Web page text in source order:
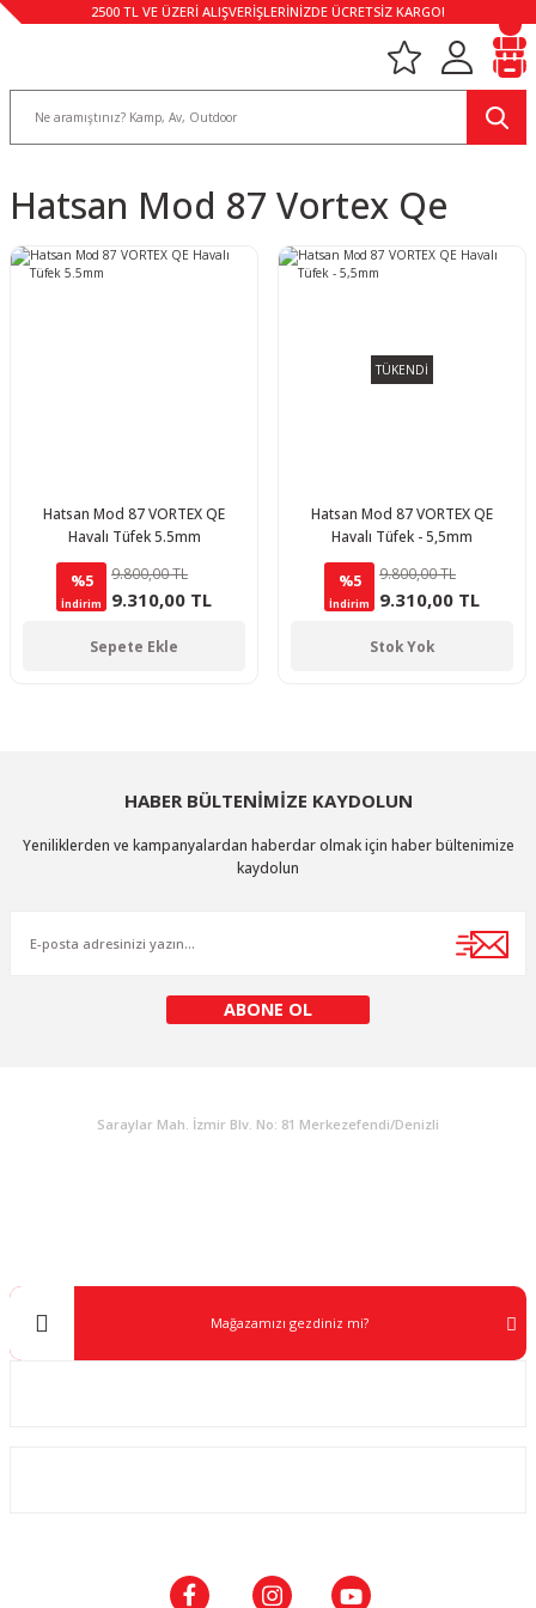
2500 TL VE ÜZERİ ALIŞVERİŞLERİNİZDE ÜCRETSİZ KARGO!
Hatsan Mod 87 Vortex Qe
Hatsan Mod 87 VORTEX QE
Havalı Tüfek 5.5mm
%5
İndirim
9.800,00 TL
9.310,00 TL
Sepete Ekle
TÜKENDİ
Hatsan Mod 87 VORTEX QE
Havalı Tüfek - 5,5mm
%5
İndirim
9.800,00 TL
9.310,00 TL
Stok Yok
HABER BÜLTENİMİZE KAYDOLUN
Yeniliklerden ve kampanyalardan haberdar olmak için haber bültenimize
kaydolun
ABONE OL
Saraylar Mah. İzmir Blv. No: 81 Merkezefendi/Denizli
Mağazamızı gezdiniz mi?